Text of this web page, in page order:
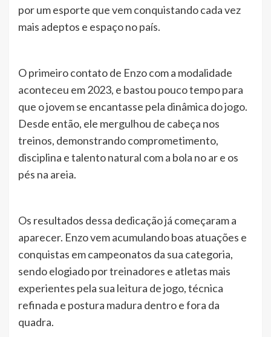
por um esporte que vem conquistando cada vez
mais adeptos e espaço no país.
O primeiro contato de Enzo com a modalidade
aconteceu em 2023, e bastou pouco tempo para
que o jovem se encantasse pela dinâmica do jogo.
Desde então, ele mergulhou de cabeça nos
treinos, demonstrando comprometimento,
disciplina e talento natural com a bola no ar e os
pés na areia.
Os resultados dessa dedicação já começaram a
aparecer. Enzo vem acumulando boas atuações e
conquistas em campeonatos da sua categoria,
sendo elogiado por treinadores e atletas mais
experientes pela sua leitura de jogo, técnica
refinada e postura madura dentro e fora da
quadra.